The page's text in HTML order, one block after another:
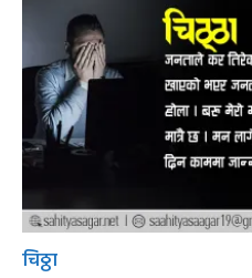
चिठ्ठा